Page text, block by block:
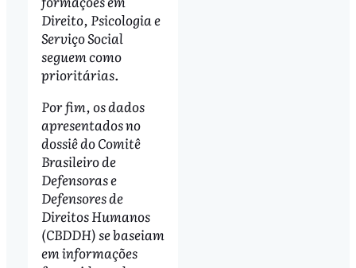
Direito, Psicologia e
Serviço Social
seguem como
prioritárias.
Por fim, os dados
apresentados no
dossiê do Comitê
Brasileiro de
Defensoras e
Defensores de
Direitos Humanos
(CBDDH) se baseiam
em informações